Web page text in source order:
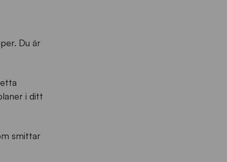
Du är
i ditt
smittar